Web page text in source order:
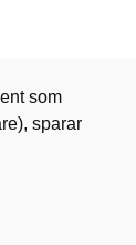
som
sparar